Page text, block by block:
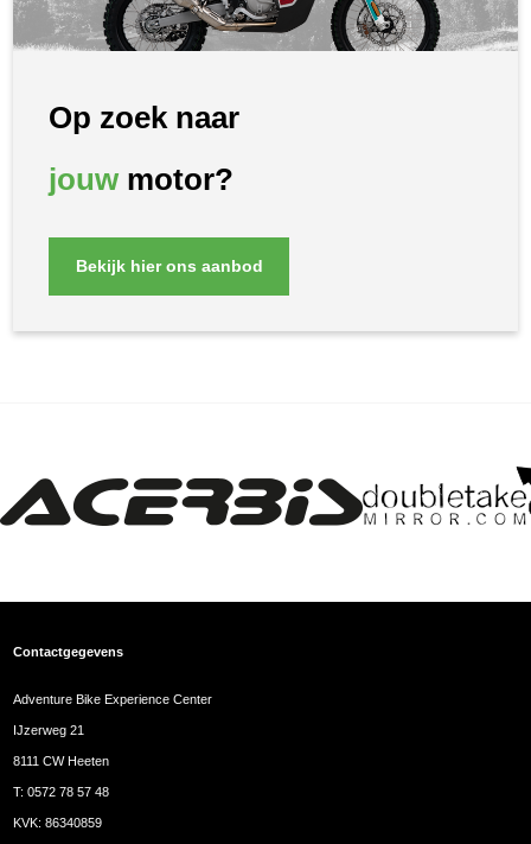
Op zoek naar
jouwmotor?
Bekijk hier ons aanbod
Contactgegevens
Adventure Bike Experience Center
IJzerweg 21
8111 CW Heeten
T:0572 78 57 48
KVK: 86340859